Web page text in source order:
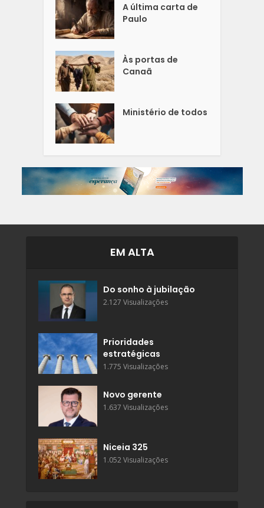
A última carta de
Paulo
Às portas de
Canaã
Ministério de todos
EM ALTA
Do sonho à jubilação
2.127 Visualizações
Prioridades
estratégicas
1.775 Visualizações
Novo gerente
1.637 Visualizações
Niceia 325
1.052 Visualizações